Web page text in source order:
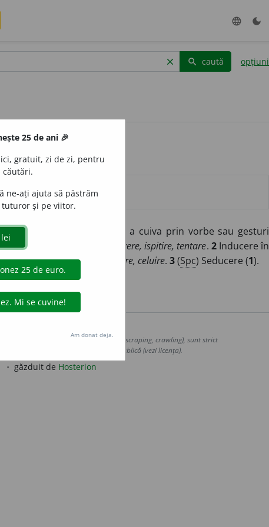
language dark_mode
clear search caută opțiuni
E: ademeni
Determinare a cuiva prin vorbe sau gesturi
Si:(nob ademeneală, atragere, ispitire, tentare. 2Inducere în
(1), (îrg)prilestire, ( aromire, celuire. 3(Spc) Seducere (1).
metode de extragere automată (web scraping, crawling), sunt strict
de date oferite oficial spre utilizare publică (vezi licența).
găzduit de Hosterion
25 de ani 🎉
gratuit, zi de zi, pentru
căutări.
ne-ați ajuta să păstrăm
și pe viitor.
Am donat deja.